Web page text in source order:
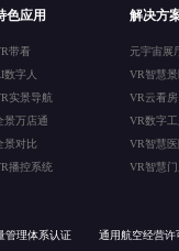
色应用
带看
数字人
实景导航
景万店通
景对比
播控系统
解决方
元宇宙展
VR智慧景
VR云看房
VR数字
VR智慧
VR智慧
管理体系认证 通用航空经营许